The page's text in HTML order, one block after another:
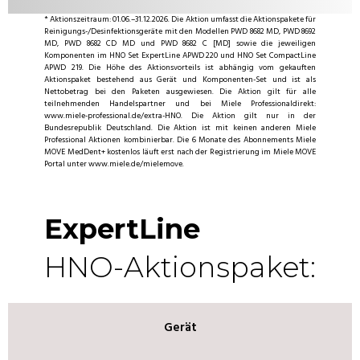
* Aktionszeitraum: 01.06.–31.12.2026. Die Aktion umfasst die Aktionspakete für
Reinigungs-/Desinfektionsgeräte mit den Modellen PWD 8682 MD, PWD 8692
MD, PWD 8682 CD MD und PWD 8682 C [MD] sowie die jeweiligen
Komponenten im HNO Set ExpertLine APWD 220 und HNO Set CompactLine
APWD 219. Die Höhe des Aktionsvorteils ist abhängig vom gekauften
Aktionspaket bestehend aus Gerät und Komponenten-Set und ist als
Nettobetrag bei den Paketen ausgewiesen. Die Aktion gilt für alle
teilnehmenden Handelspartner und bei Miele Professionaldirekt:
www.miele-professional.de/extra-HNO. Die Aktion gilt nur in der
Bundesrepublik Deutschland. Die Aktion ist mit keinen anderen Miele
Professional Aktionen kombinierbar. Die 6 Monate des Abonnements Miele
MOVE MedDent+ kostenlos läuft erst nach der Registrierung im Miele MOVE
Portal unter www.miele.de/mielemove.
ExpertLine
HNO-Aktionspaket:
Gerät